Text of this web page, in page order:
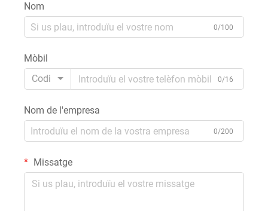
Nom
0/100
Mòbil
Codi
0/16
Nom de l'empresa
0/200
Missatge